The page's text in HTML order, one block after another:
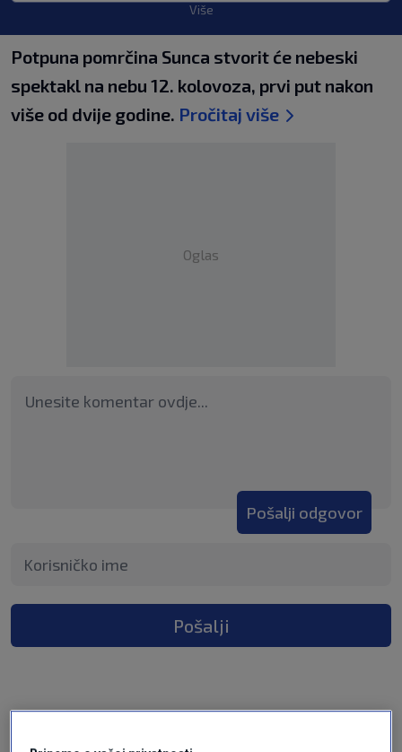
Više
Potpuna pomrčina Sunca stvorit će nebeski
spektakl na nebu 12. kolovoza, prvi put nakon
više od dvije godine. Pročitaj više
Oglas
Pošalji odgovor
Pošalji